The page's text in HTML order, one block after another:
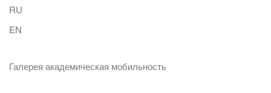
RU
EN
Галерея академическая мобильность